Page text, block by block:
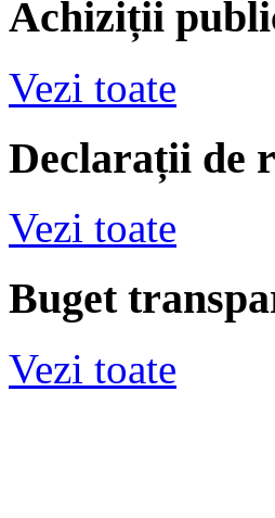
Achiziții
Vezi toate
Declarații de
Vezi toate
Buget
Vezi toate